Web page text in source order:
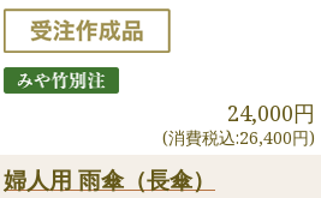
24,000円
(消費税込:26,400円)
婦人用 雨傘（長傘）